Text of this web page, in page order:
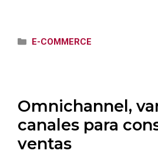
Categorías
E-COMMERCE
Omnichannel,
canales para
ventas